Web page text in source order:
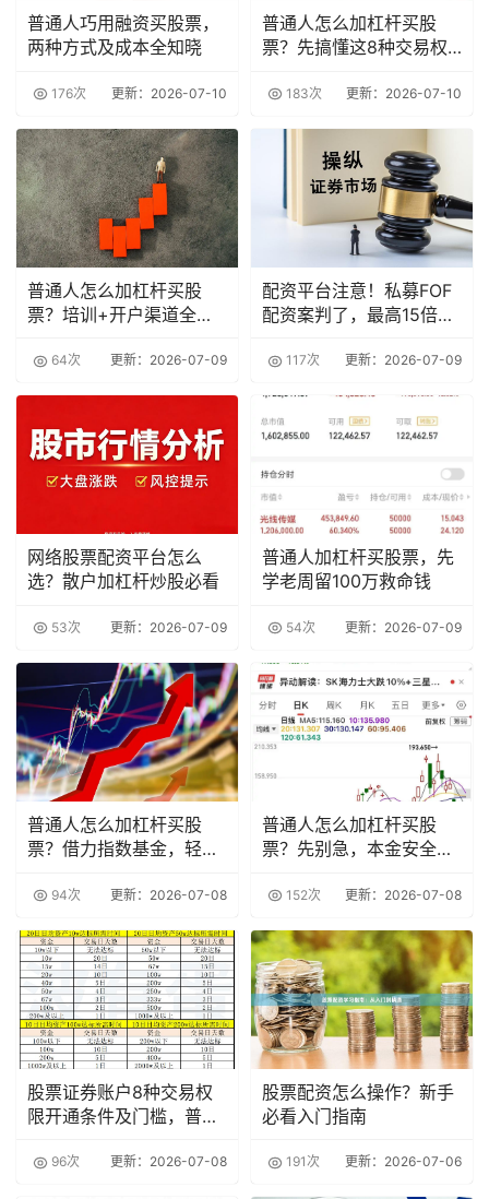
普通人巧用融资买股票，
两种方式及成本全知晓
176次 更新：2026-07-10
普通人怎么加杠杆买股
票？先搞懂这8种交易权
183次 更新：2026-07-10
普通人怎么加杠杆买股
票？培训+开户渠道全攻
64次 更新：2026-07-09
配资平台注意！私募FOF
配资案判了，最高15倍杠
117次 更新：2026-07-09
网络股票配资平台怎么
选？散户加杠杆炒股必看
53次 更新：2026-07-09
普通人加杠杆买股票，先
学老周留100万救命钱
54次 更新：2026-07-09
普通人怎么加杠杆买股
票？借力指数基金，轻松
94次 更新：2026-07-08
普通人怎么加杠杆买股
票？先别急，本金安全比
152次 更新：2026-07-08
股票证券账户8种交易权
限开通条件及门槛，普通
96次 更新：2026-07-08
股票配资怎么操作？新手
必看入门指南
191次 更新：2026-07-06